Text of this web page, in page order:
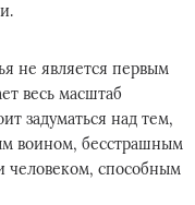
не является первым
весь масштаб
задуматься над тем,
воином, бесстрашным
человеком, способным